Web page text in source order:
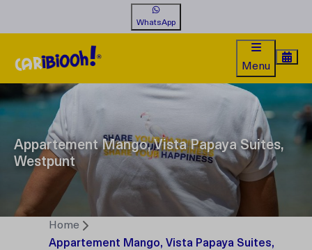
WhatsApp
Menu
Appartement Mango, Vista Papaya Suites,
Westpunt
Home
Appartement Mango, Vista Papaya Suites,